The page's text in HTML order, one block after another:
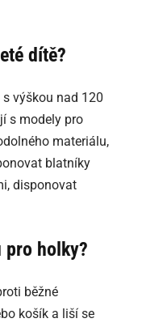
dítě?
výškou nad 120
s modely pro
materiálu,
blatníky
disponovat
pro holky?
běžné
košík a liší se